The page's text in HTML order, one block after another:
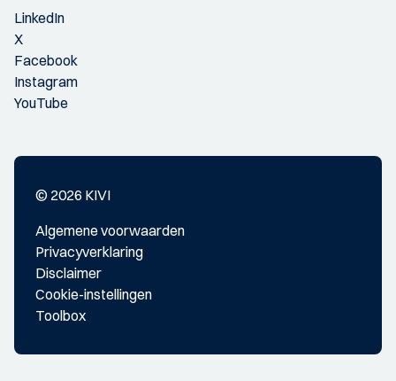
LinkedIn
X
Facebook
Instagram
YouTube
© 2026 KIVI
Algemene voorwaarden
Privacyverklaring
Disclaimer
Cookie-instellingen
Toolbox